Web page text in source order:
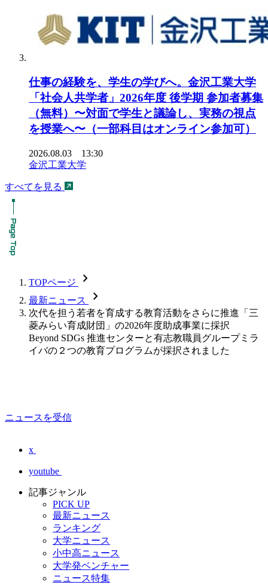
仕事の経験を、学生の学びへ。金沢工業大学
「社会人共学者」2026年度 後学期 参加者募集
（無料）〜対面で学生と議論し、実務の視点
を授業へ〜（一部科目はオンライン参加可）
2026.08.03 13:30
金沢工業大学
すべてを見る
TOPページ chevron_forward
最新ニュース chevron_forward
次代を担う若者を育成する教育活動をさらに推進「三
菱みらい育成財団」の2026年度助成事業に採択
Beyond SDGs 推進センターと有志教職員グループミラ
イバの２つの教育プログラムが採択されました
ニュースを受信
x
youtube
記事ジャンル
PICK UP
最新ニュース
ランキング
大学ニュース
小中高ニュース
大学発ベンチャー
ニュース特集